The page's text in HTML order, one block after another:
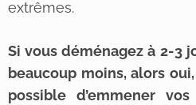
extrêmes.
Si vous déménagez à 2-3
beaucoup moins, alors
possible d’emmener